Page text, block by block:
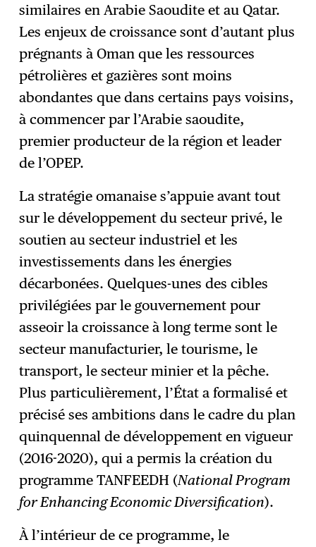
similaires en Arabie Saoudite et au Qatar.
Les enjeux de croissance sont d’autant plus
prégnants à Oman que les ressources
pétrolières et gazières sont moins
abondantes que dans certains pays voisins,
à commencer par l’Arabie saoudite,
premier producteur de la région et leader
de l’OPEP.
La stratégie omanaise s’appuie avant tout
sur le développement du secteur privé, le
soutien au secteur industriel et les
investissements dans les énergies
décarbonées. Quelques-unes des cibles
privilégiées par le gouvernement pour
asseoir la croissance à long terme sont le
secteur manufacturier, le tourisme, le
transport, le secteur minier et la pêche.
Plus particulièrement, l’État a formalisé et
précisé ses ambitions dans le cadre du plan
quinquennal de développement en vigueur
(2016-2020), qui a permis la création du
programme TANFEEDH (National Program
for Enhancing Economic Diversification).
À l’intérieur de ce programme, le